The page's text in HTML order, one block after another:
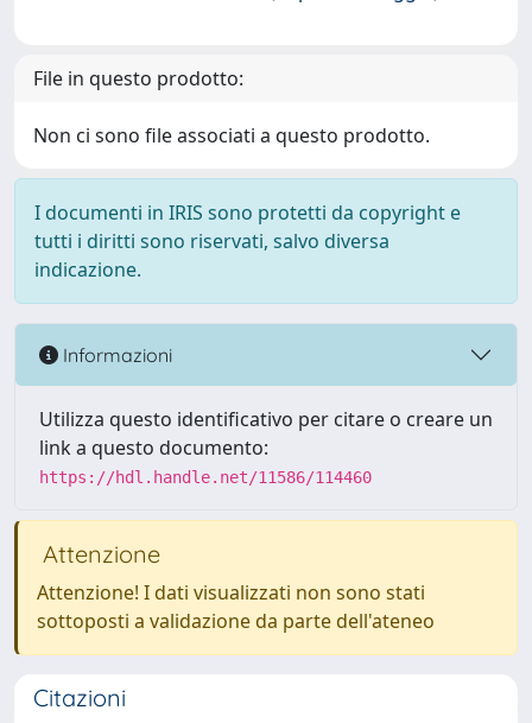
File in questo prodotto:
Non ci sono file associati a questo prodotto.
I documenti in IRIS sono protetti da copyright e
tutti i diritti sono riservati, salvo diversa
indicazione.
Informazioni
Utilizza questo identificativo per citare o creare un
link a questo documento:
https://hdl.handle.net/11586/114460
Attenzione
Attenzione! I dati visualizzati non sono stati
sottoposti a validazione da parte dell'ateneo
Citazioni